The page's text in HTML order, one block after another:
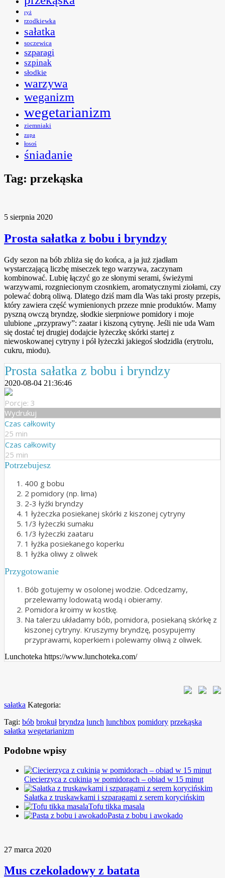
ryż
rzodkiewka
sałatka
soczewica
szparagi
szpinak
słodkie
warzywa
weganizm
wegetarianizm
ziemniaki
zupa
łosoś
śniadanie
Tag: przekąska
5 sierpnia 2020
Prosta sałatka z bobu i bryndzy
Gdy sezon na bób zbliża się do końca, a ja już zjadłam
wystarczającą liczbę miseczek tego warzywa, zaczynam
kombinować. Lubię łączyć go ze słonymi serami, świeżymi
warzywami, rozgniecionym czosnkiem, aromatycznymi ziołami, czy
polewać dobrą oliwą. Dlatego dziś mam dla Was taki prosty przepis,
który zawiera część wymienionych przeze mnie produktów. Mamy
pyszną owczą bryndzę, słodkie sierpniowe pomidory i moje
ulubione „przyprawy”: zaatar i kiszoną cytrynę. Jeśli nie uda Wam
się dostać tej drugiej dodajcie łyżeczkę skórki startej z
niewoskowanej cytryny i pół łyżeczki jakiegoś słodzidła (erytrolu,
cukru, miodu).
Prosta sałatka z bobu i bryndzy
2020-08-04 21:36:46
Porcje: 3
Wydrukuj
Czas całkowity
25 min
Czas całkowity
25 min
Potrzebujesz
400 g bobu
2 pomidory (np. lima)
2-3 łyżki bryndzy
1 łyżeczka posiekanej skórki z kiszonej cytryny
1/3 łyżeczki sumaku
1/3 łyżeczki zaataru
1 łyżka posiekanego koperku
1 łyżka oliwy z oliwek
Przygotowanie
Bób gotujemy w osolonej wodzie. Odcedzamy,
przelewamy lodowatą wodą i obieramy.
Pomidora kroimy w kostkę.
Na talerzu układamy bób, pomidora, posiekaną skórkę z
kiszonej cytryny. Kruszymy bryndzę, posypujemy
przyprawami, koperkiem i polewamy oliwą z oliwek.
Lunchoteka https://www.lunchoteka.com/
sałatka Kategoria:
Tagi: bób brokuł bryndza lunch lunchbox pomidory przekąska
sałatka wegetarianizm
Podobne wpisy
Ciecierzyca z cukinią w pomidorach – obiad w 15 minut
Sałatka z truskawkami i szparagami z serem korycińskim
Tofu tikka masala
Pasta z bobu i awokado
27 marca 2020
Mus czekoladowy z batata